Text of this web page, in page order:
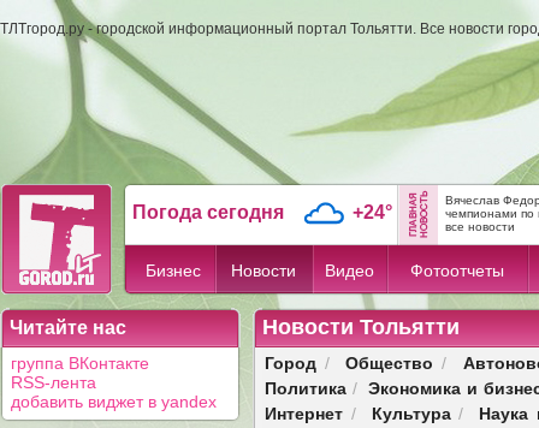
ТЛТгород.ру - городской информационный портал Тольятти. Все новости
Погода сегодня +24°
Вячеслав
чемпионами по
все новости
Бизнес Новости Видео Фотоотчеты
Читайте нас
группа ВКонтакте
RSS-лента
добавить виджет в yandex
Новости Тольятти
Город / Общество /
Политика / Экономика и
Интернет / Культура/
Наука